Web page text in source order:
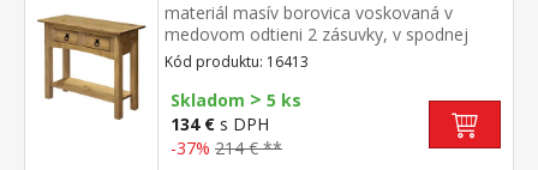
materiál masív borovica voskovaná v
medovom odtieni 2 zásuvky, v spodnej
časti polica kovové ozdobné úchytky súčasť
zostavy Corona
Kód produktu: 16413
Skladom > 5 ks
134 € s DPH
-37% 214 € **